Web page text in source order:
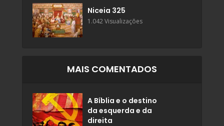
Niceia 325
1.042 Visualizações
MAIS COMENTADOS
A Bíblia e o destino
da esquerda e da
direita